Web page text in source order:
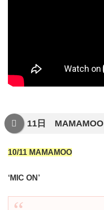
11日 MAMAMOO
10/11 MAMAMOO
‘MIC ON’